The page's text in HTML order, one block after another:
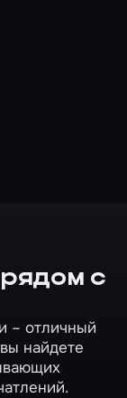
с
– отличный
найдете